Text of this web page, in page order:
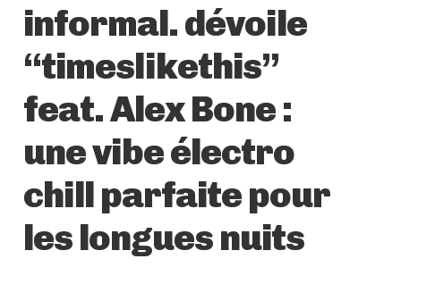
informal. dévoile
“timeslikethis”
feat. Alex Bone :
une vibe électro
chill parfaite pour
les longues nuits